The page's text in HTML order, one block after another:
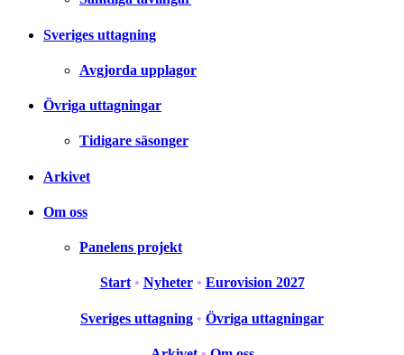
Sveriges uttagning
Avgjorda upplagor
Övriga uttagningar
Tidigare säsonger
Arkivet
Om oss
Panelens projekt
Start • Nyheter • Eurovision 2027
Sveriges uttagning • Övriga uttagningar